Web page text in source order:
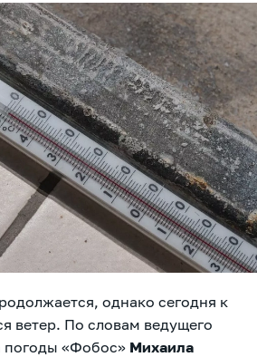
однако сегодня к
ветер. По словам ведущего
погоды «Фобос» Михаила